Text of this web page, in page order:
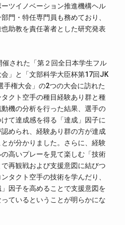
ツイノベーション推進機構ヘル
門・特任専門員も務めており、
助教を責任著者とした研究発表
された「第２回全日本学生フル
」と「文部科学大臣杯第17回JK
手権大会」の2つの大会に訪れた
クト空手の種目経験あり群と種
機の分析を行った結果、選手の
て達成感を得る「達成」因子に
められ、経験あり群の方が達成
が分かりました。さらに、経験
高いプレーを見て楽しむ「技術
再観戦および支援意図に結びつ
タクト空手の技術を学んだり、
因子を高めることで支援意図を
ているということが明らかにな